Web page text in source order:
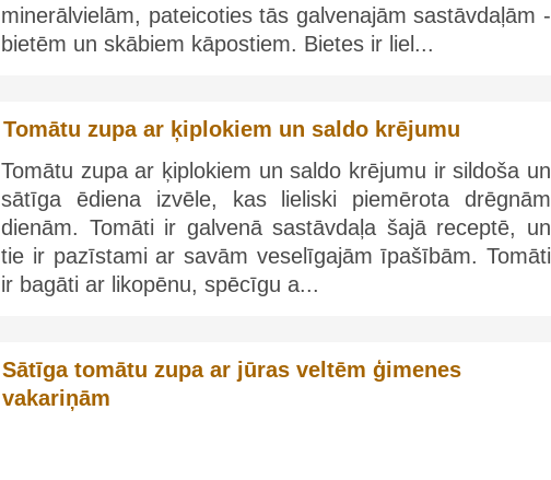
minerālvielām, pateicoties tās galvenajām sastāvdaļām -
bietēm un skābiem kāpostiem. Bietes ir liel...
Tomātu zupa ar ķiplokiem un saldo krējumu
Tomātu zupa ar ķiplokiem un saldo krējumu ir sildoša un
sātīga ēdiena izvēle, kas lieliski piemērota drēgnām
dienām. Tomāti ir galvenā sastāvdaļa šajā receptē, un
tie ir pazīstami ar savām veselīgajām īpašībām. Tomāti
ir bagāti ar likopēnu, spēcīgu a...
Sātīga tomātu zupa ar jūras veltēm ģimenes
vakariņām